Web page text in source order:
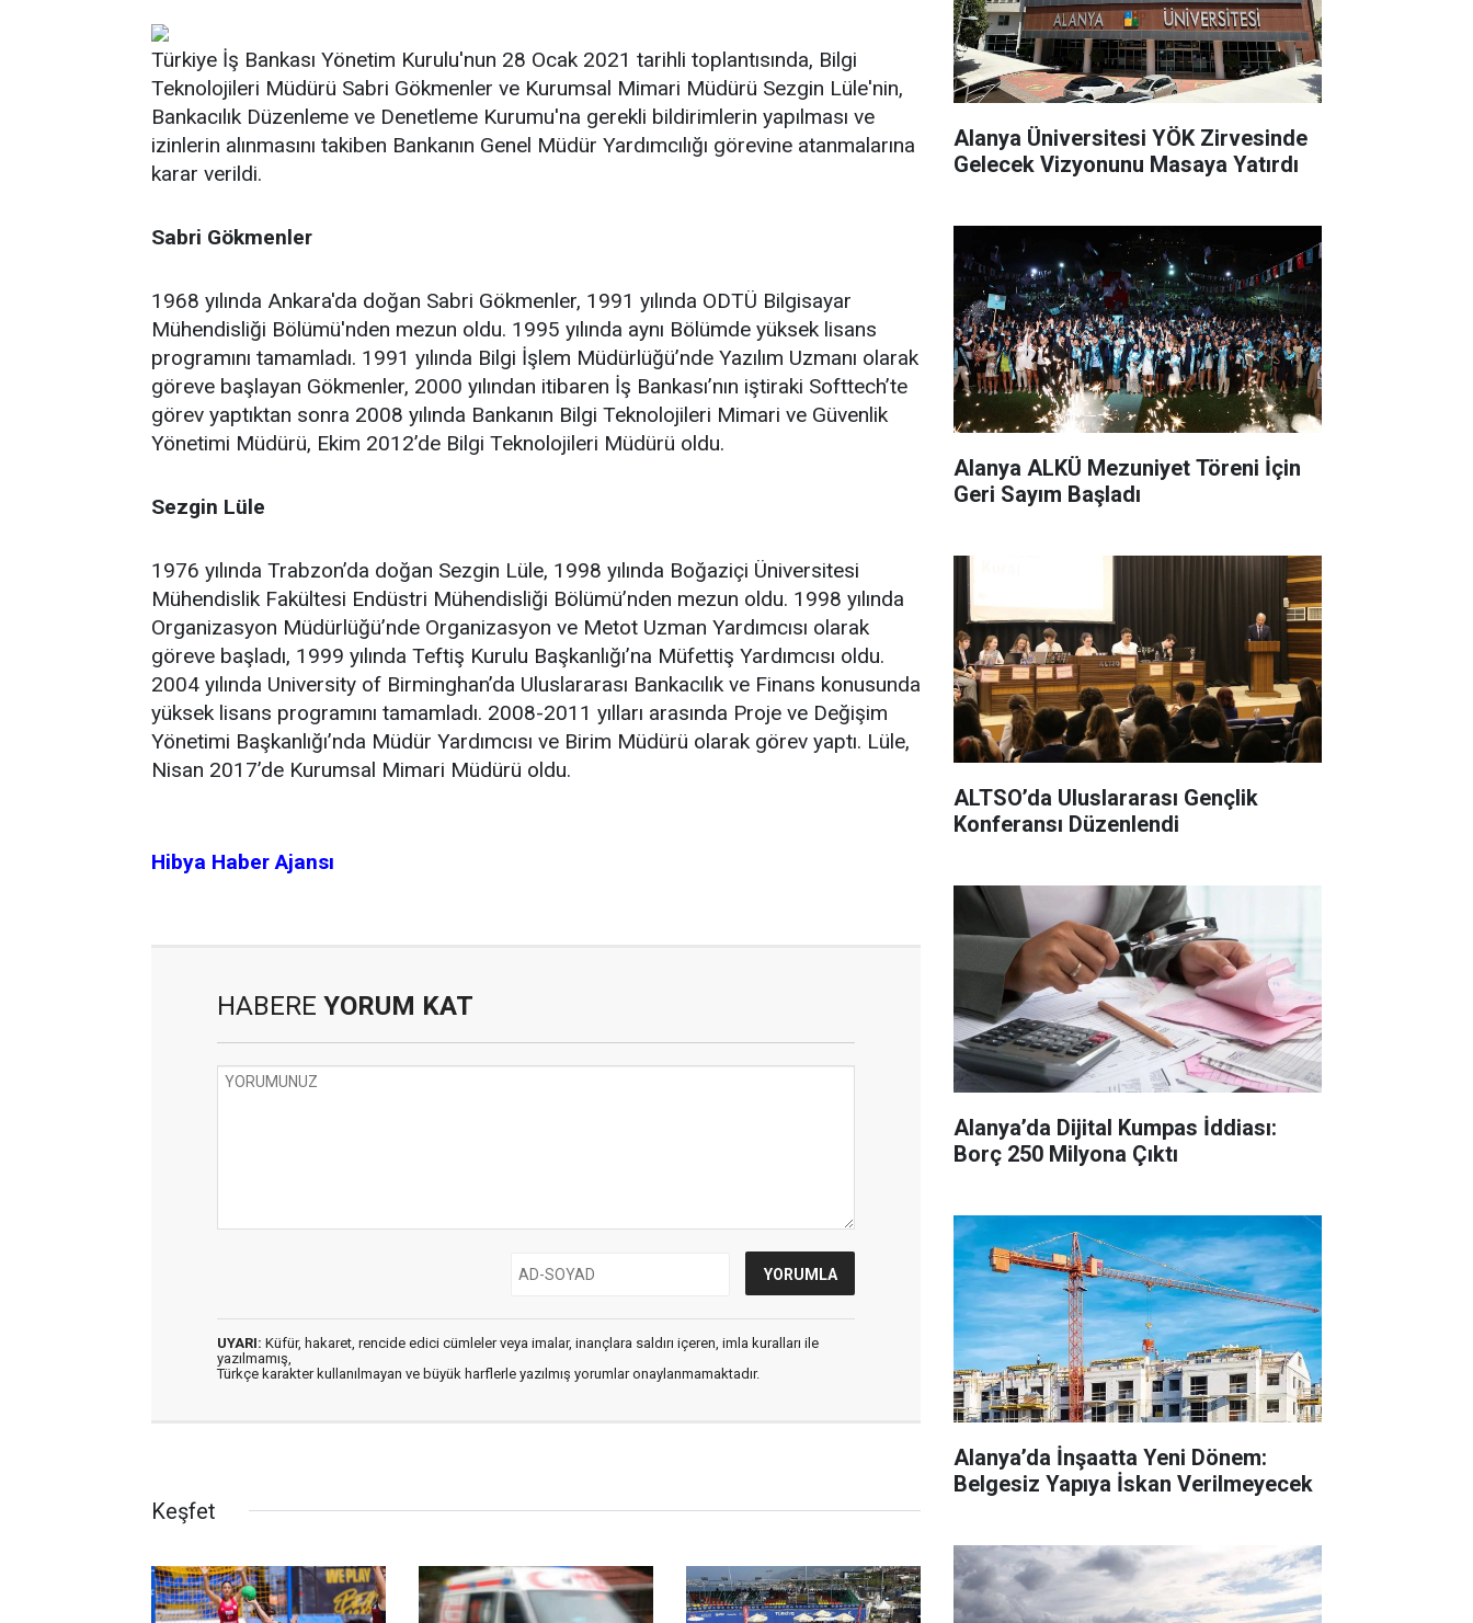
Türkiye İş Bankası Yönetim Kurulu'nun 28 Ocak 2021 tarihli toplantısında, Bilgi
Teknolojileri Müdürü Sabri Gökmenler ve Kurumsal Mimari Müdürü Sezgin Lüle'nin,
Bankacılık Düzenleme ve Denetleme Kurumu'na gerekli bildirimlerin yapılması ve
izinlerin alınmasını takiben Bankanın Genel Müdür Yardımcılığı görevine atanmalarına
karar verildi.
Sabri Gökmenler
1968 yılında Ankara'da doğan Sabri Gökmenler, 1991 yılında ODTÜ Bilgisayar
Mühendisliği Bölümü'nden mezun oldu. 1995 yılında aynı Bölümde yüksek lisans
programını tamamladı. 1991 yılında Bilgi İşlem Müdürlüğü’nde Yazılım Uzmanı olarak
göreve başlayan Gökmenler, 2000 yılından itibaren İş Bankası’nın iştiraki Softtech’te
görev yaptıktan sonra 2008 yılında Bankanın Bilgi Teknolojileri Mimari ve Güvenlik
Yönetimi Müdürü, Ekim 2012’de Bilgi Teknolojileri Müdürü oldu.
Sezgin Lüle
1976 yılında Trabzon’da doğan Sezgin Lüle, 1998 yılında Boğaziçi Üniversitesi
Mühendislik Fakültesi Endüstri Mühendisliği Bölümü’nden mezun oldu. 1998 yılında
Organizasyon Müdürlüğü’nde Organizasyon ve Metot Uzman Yardımcısı olarak
göreve başladı, 1999 yılında Teftiş Kurulu Başkanlığı’na Müfettiş Yardımcısı oldu.
2004 yılında University of Birminghan’da Uluslararası Bankacılık ve Finans konusunda
yüksek lisans programını tamamladı. 2008-2011 yılları arasında Proje ve Değişim
Yönetimi Başkanlığı’nda Müdür Yardımcısı ve Birim Müdürü olarak görev yaptı. Lüle,
Nisan 2017’de Kurumsal Mimari Müdürü oldu.
Hibya Haber Ajansı
HABERE YORUM KAT
UYARI: Küfür, hakaret, rencide edici cümleler veya imalar, inançlara saldırı içeren, imla kuralları ile
yazılmamış,
Türkçe karakter kullanılmayan ve büyük harflerle yazılmış yorumlar onaylanmamaktadır.
Keşfet
Alanya Üniversitesi YÖK Zirvesinde
Gelecek Vizyonunu Masaya Yatırdı
Alanya ALKÜ Mezuniyet Töreni İçin
Geri Sayım Başladı
ALTSO’da Uluslararası Gençlik
Konferansı Düzenlendi
Alanya’da Dijital Kumpas İddiası:
Borç 250 Milyona Çıktı
Alanya’da İnşaatta Yeni Dönem:
Belgesiz Yapıya İskan Verilmeyecek